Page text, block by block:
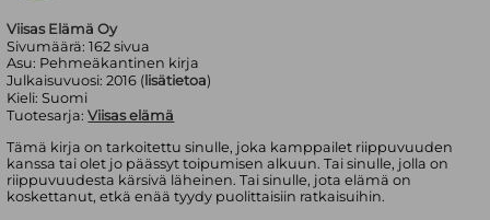
Viisas Elämä Oy
Sivumäärä:162 sivua
Asu: Pehmeäkantinen kirja
Julkaisuvuosi:2016 ( lisätietoa)
Kieli:Suomi
Tuotesarja: Viisas elämä
Tämä kirja on tarkoitettu sinulle, joka kamppailet riippuvuuden
kanssa tai olet jo päässyt toipumisen alkuun. Tai sinulle, jolla on
riippuvuudesta kärsivä läheinen. Tai sinulle, jota elämä on
koskettanut, etkä enää tyydy puolittaisiin ratkaisuihin.